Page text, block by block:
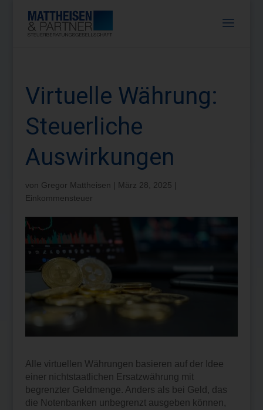
Virtuelle Währung:
Steuerliche
Auswirkungen
von Gregor Mattheisen März 28, 2025
Einkommensteuer
Alle virtuellen Währungen basieren auf der Idee
einer nichtstaatlichen Ersatzwährung mit
begrenzter Geldmenge. Anders als bei Geld, das
die Notenbanken unbegrenzt ausgeben können,